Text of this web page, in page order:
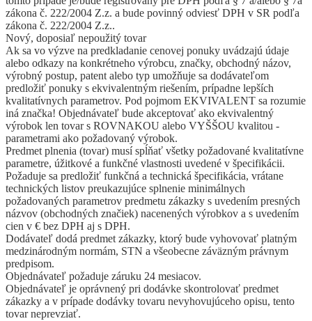
zákona č. 222/2004 Z.z. a bude povinný odviesť DPH v SR podľa
zákona č. 222/2004 Z.z..
Nový, doposiaľ nepoužitý tovar
Ak sa vo výzve na predkladanie cenovej ponuky uvádzajú údaje
alebo odkazy na konkrétneho výrobcu, značky, obchodný názov,
výrobný postup, patent alebo typ umožňuje sa dodávateľom
predložiť ponuky s ekvivalentným riešením, prípadne lepších
kvalitatívnych parametrov. Pod pojmom EKVIVALENT sa rozumie
iná značka! Objednávateľ bude akceptovať ako ekvivalentný
výrobok len tovar s ROVNAKOU alebo VYŠŠOU kvalitou -
parametrami ako požadovaný výrobok.
Predmet plnenia (tovar) musí spĺňať všetky požadované kvalitatívne
parametre, úžitkové a funkčné vlastnosti uvedené v špecifikácii.
Požaduje sa predložiť funkčná a technická špecifikácia, vrátane
technických listov preukazujúce splnenie minimálnych
požadovaných parametrov predmetu zákazky s uvedením presných
názvov (obchodných značiek) nacenených výrobkov a s uvedením
cien v € bez DPH aj s DPH.
Dodávateľ dodá predmet zákazky, ktorý bude vyhovovať platným
medzinárodným normám, STN a všeobecne záväzným právnym
predpisom.
Objednávateľ požaduje záruku 24 mesiacov.
Objednávateľ je oprávnený pri dodávke skontrolovať predmet
zákazky a v prípade dodávky tovaru nevyhovujúceho opisu, tento
tovar neprevziať.